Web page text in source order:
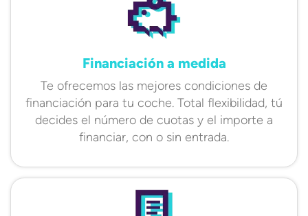
Financiación a medida
Te ofrecemos las mejores condiciones de
financiación para tu coche. Total flexibilidad, tú
decides el número de cuotas y el importe a
financiar, con o sin entrada.